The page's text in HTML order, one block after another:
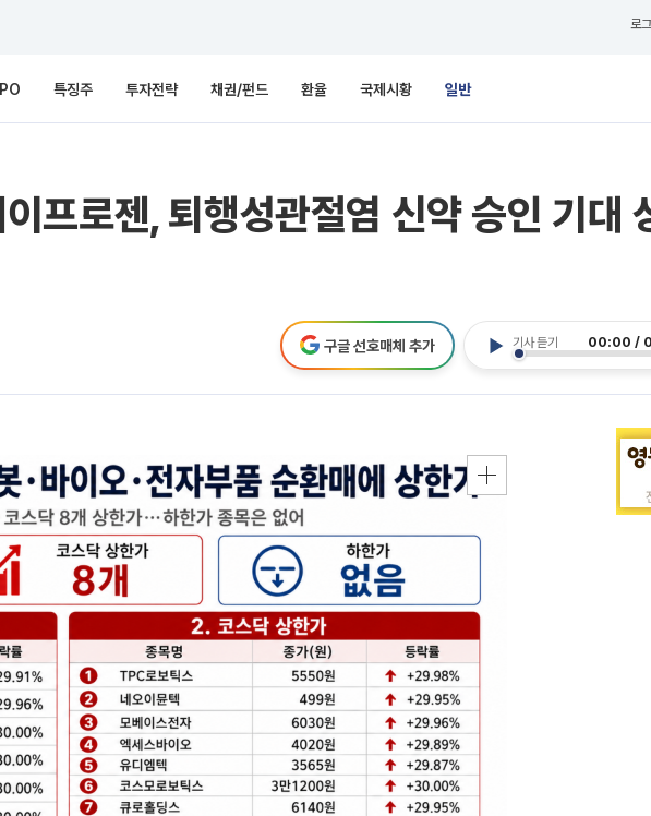
로
특징주 투자전략 채권/펀드 환율 국제시황 일반
프로젠, 퇴행성관절염 신약 승인 기
기사 듣기 00:00 /
구글 선호매체 추가